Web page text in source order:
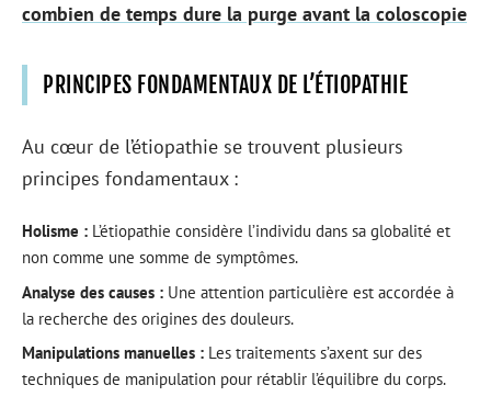
combien de temps dure la purge avant la coloscopie
PRINCIPES FONDAMENTAUX DE L’ÉTIOPATHIE
Au cœur de l’étiopathie se trouvent plusieurs
principes fondamentaux :
Holisme : L’étiopathie considère l’individu dans sa globalité et
non comme une somme de symptômes.
Analyse des causes : Une attention particulière est accordée à
la recherche des origines des douleurs.
Manipulations manuelles : Les traitements s’axent sur des
techniques de manipulation pour rétablir l’équilibre du corps.